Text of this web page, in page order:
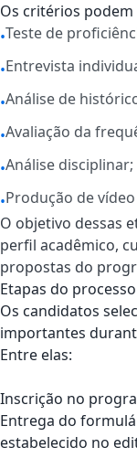
Os critérios podem
•Teste de
•Entrevista
•Análise de
•Avaliação da
•Análise disciplinar;
•Produção de
O objetivo dessas
perfil acadêmico,
propostas do
Etapas do
Os candidatos
importantes
Entre elas:
Inscrição no
Entrega do
estabelecido no